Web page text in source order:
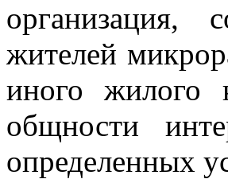
организация,
жителей
иного жилого
общности
определенных